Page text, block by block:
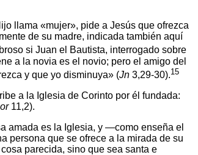
llama «mujer», pide a Jesús que ofrezca
de su madre, indicada también aquí
si Juan el Bautista, interrogado sobre
a la novia es el novio; pero el amigo del
y que yo disminuya» (Jn 3,29-30).15
a la Iglesia de Corinto por él fundada:
11,2).
amada es la Iglesia, y —como enseña el
persona que se ofrece a la mirada de su
parecida, sino que sea santa e